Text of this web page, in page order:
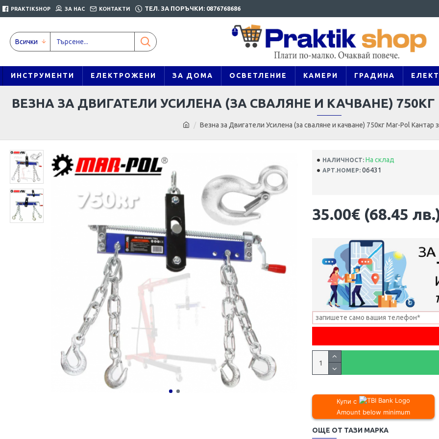
PRAKTIKSHOP ЗА НАС КОНТАКТИ ТЕЛ. ЗА ПОРЪЧКИ: 0876768686
Всички
ИНСТРУМЕНТИ ЕЛЕКТРОЖЕНИ ЗА ДОМА ОСВЕТЛЕНИЕ КАМЕРИ ГРАДИНА
Везна за Двигатели Усилена (за сваляне и качване) 750кг Mar-Pol Кантар
ВЕЗНА ЗА ДВИГАТЕЛИ УСИЛЕНА (ЗА СВАЛЯНЕ И КАЧВАНЕ) 750КГ
НАЛИЧНОСТ: На склад
АРТ.НОМЕР: 06431
35.00€ (68.45
Купи с
Amount below minimum
ОЩЕ ОТ ТАЗИ МАРКА